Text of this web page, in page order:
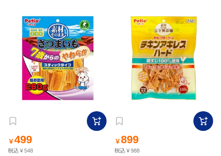
￥499
税込￥548
￥899
税込￥988